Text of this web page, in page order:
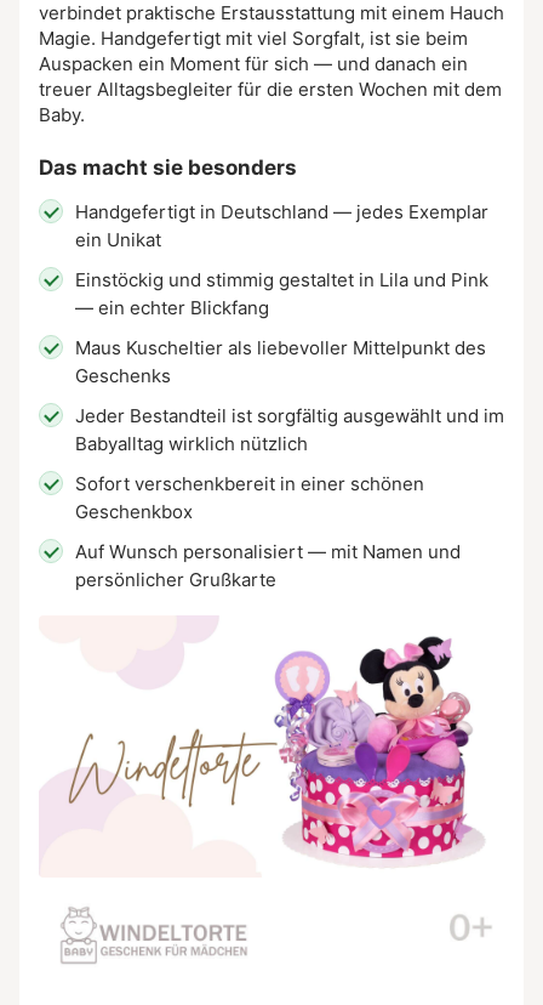
verbindet praktische Erstausstattung mit einem Hauch
Magie. Handgefertigt mit viel Sorgfalt, ist sie beim
Auspacken ein Moment für sich — und danach ein
treuer Alltagsbegleiter für die ersten Wochen mit dem
Baby.
Das macht sie besonders
Handgefertigt in Deutschland — jedes Exemplar
ein Unikat
Einstöckig und stimmig gestaltet in Lila und Pink
— ein echter Blickfang
Maus Kuscheltier als liebevoller Mittelpunkt des
Geschenks
Jeder Bestandteil ist sorgfältig ausgewählt und im
Babyalltag wirklich nützlich
Sofort verschenkbereit in einer schönen
Geschenkbox
Auf Wunsch personalisiert — mit Namen und
persönlicher Grußkarte